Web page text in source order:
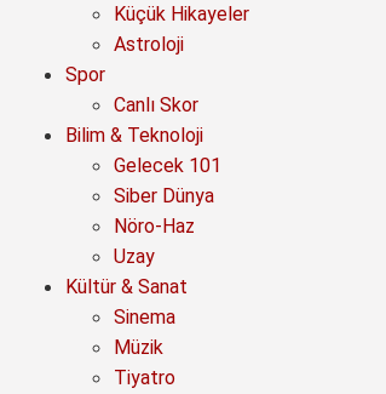
Küçük Hikayeler
Astroloji
Spor
Canlı Skor
Bilim & Teknoloji
Gelecek 101
Siber Dünya
Nöro-Haz
Uzay
Kültür & Sanat
Sinema
Müzik
Tiyatro